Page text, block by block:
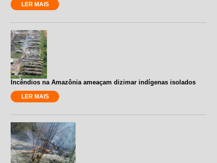
LER MAIS
Incêndios na Amazônia ameaçam dizimar indígenas isolados
LER MAIS